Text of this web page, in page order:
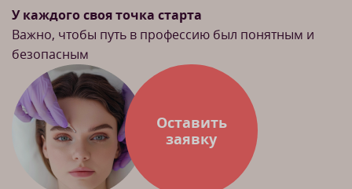
У каждого своя точка старта
Важно, чтобы путь в профессию был понятным и
безопасным
Оставить
заявку